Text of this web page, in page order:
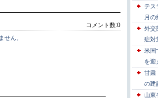
コメント数:0
せん。